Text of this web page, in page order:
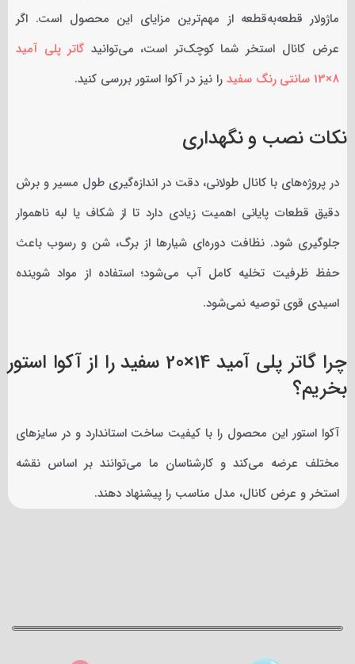
ماژولار قطعه‌به‌قطعه از مهم‌ترین مزایای این محصول است. اگر
عرض کانال استخر شما کوچک‌تر است، می‌توانید گاتر پلی آمید
8×13 سانتی رنگ سفید
را نیز در آکوا استور بررسی کنید.
نکات نصب و نگهداری
در پروژه‌های با کانال طولانی، دقت در اندازه‌گیری طول مسیر و برش
دقیق قطعات پایانی اهمیت زیادی دارد تا از شکاف یا لبه ناهموار
جلوگیری شود. نظافت دوره‌ای شیارها از برگ، شن و رسوب باعث
حفظ ظرفیت تخلیه کامل آب می‌شود؛ استفاده از مواد شوینده
اسیدی قوی توصیه نمی‌شود.
چرا گاتر پلی آمید 14×20 سفید را از آکوا استور
بخریم؟
آکوا استور این محصول را با کیفیت ساخت استاندارد و در سایزهای
مختلف عرضه می‌کند و کارشناسان ما می‌توانند بر اساس نقشه
استخر و عرض کانال، مدل مناسب را پیشنهاد دهند.